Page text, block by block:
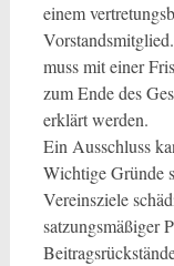
einem
muss mit einer
zum Ende des
erklärt werden.
Ein Ausschluss
Wichtige Gründe
Vereinsziele
satzungsmäßiger